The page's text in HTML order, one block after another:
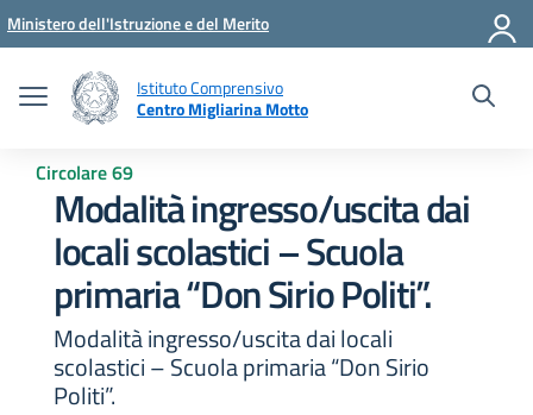
Vai ai contenuti
Vai al menu di navigazione
Vai al footer
Ministero dell'Istruzione e del Merito
Istituto Comprensivo
Centro Migliarina Motto
Circolare 69
Modalità ingresso/uscita dai
locali scolastici – Scuola
primaria “Don Sirio Politi”.
Modalità ingresso/uscita dai locali
scolastici – Scuola primaria “Don Sirio
Politi”.